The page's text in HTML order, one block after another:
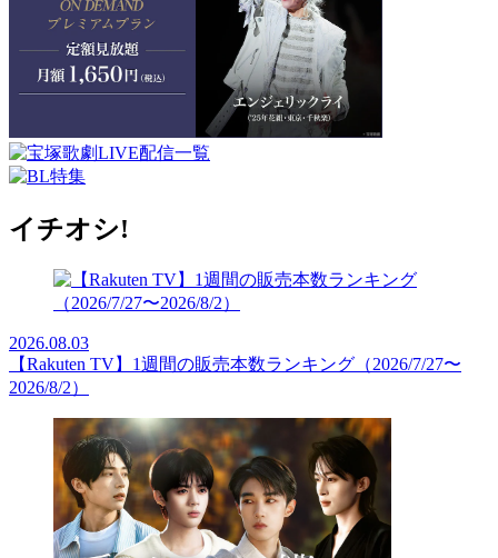
イチオシ!
2026.08.03
【Rakuten TV】1週間の販売本数ランキング（2026/7/27〜
2026/8/2）